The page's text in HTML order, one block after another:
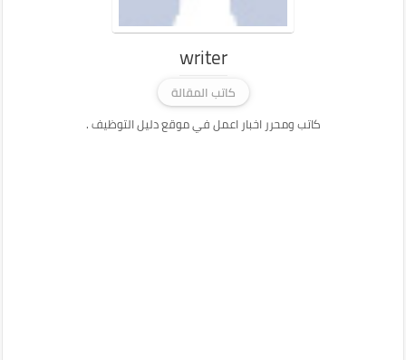
writer
كاتب المقالة
كاتب ومحرر اخبار اعمل في موقع دليل التوظيف .